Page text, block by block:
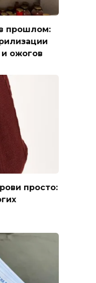
прошлом:
ожогов
просто: